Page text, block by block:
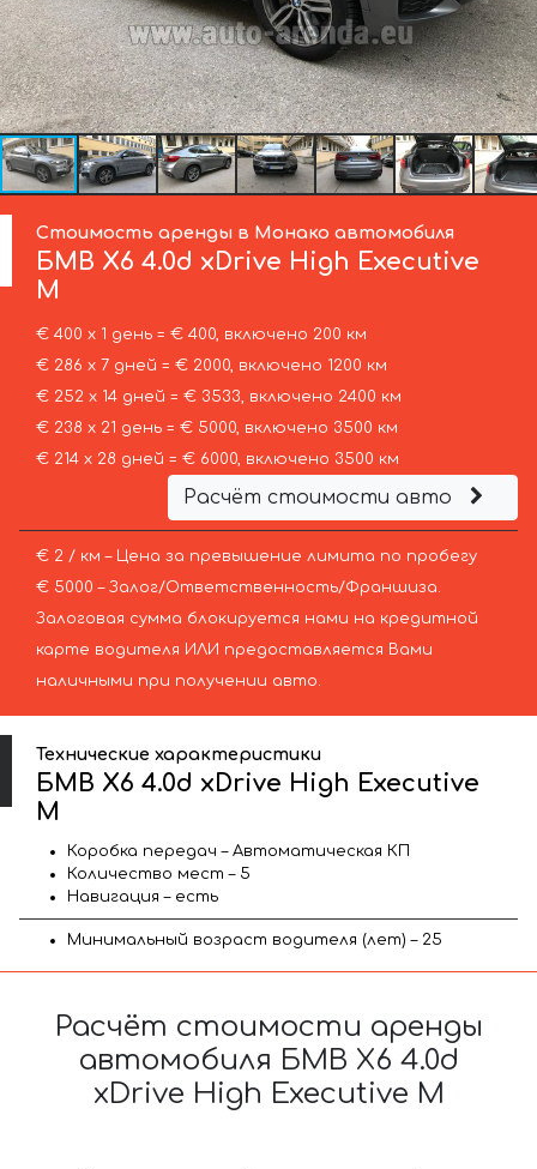
Стоимость аренды в Монако автомобиля
БМВ X6 4.0d xDrive High Executive
M
€ 400 х 1 день = € 400, включено 200 км
€ 286 х 7 дней = € 2000, включено 1200 км
€ 252 х 14 дней = € 3533, включено 2400 км
€ 238 х 21 день = € 5000, включено 3500 км
€ 214 х 28 дней = € 6000, включено 3500 км
Расчёт стоимости авто
€ 2 / км – Цена за превышение лимита по пробегу
€ 5000 – Залог/Ответственность/Франшиза.
Залоговая сумма блокируется нами на кредитной
карте водителя ИЛИ предоставляется Вами
наличными при получении авто.
Технические характеристики
БМВ X6 4.0d xDrive High Executive
M
Коробка передач – Автоматическая КП
Количество мест – 5
Навигация – есть
Минимальный возраст водителя (лет) – 25
Расчёт стоимости аренды
автомобиля БМВ X6 4.0d
xDrive High Executive M